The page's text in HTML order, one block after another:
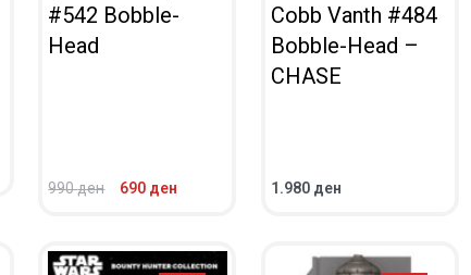
#542 Bobble-
Head
990ден 690 ден
ВО КОШНИЧКА
Cobb Vanth #484
Bobble-Head –
CHASE
1.980 ден
ВО КОШНИЧКА